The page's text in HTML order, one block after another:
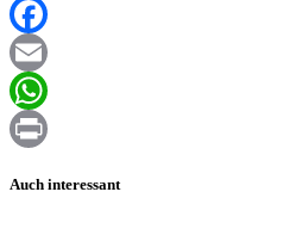
XING
Facebook
Email
WhatsApp
Auch interessant